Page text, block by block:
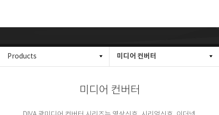
Products 미디어 컨버터
미디어 컨버터